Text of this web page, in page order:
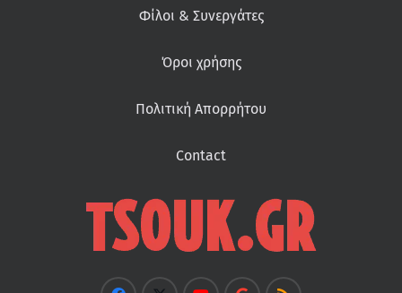
Φίλοι & Συνεργάτες
Όροι χρήσης
Πολιτική Απορρήτου
Contact